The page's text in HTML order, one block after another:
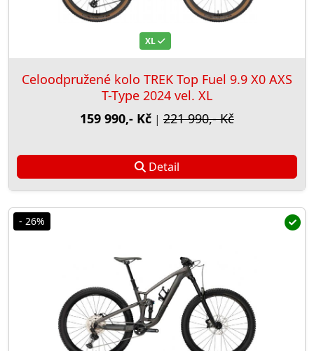
XL
Celoodpružené kolo TREK Top Fuel 9.9 X0 AXS
T-Type 2024 vel. XL
159 990,- Kč | 221 990,- Kč
Detail
- 26%